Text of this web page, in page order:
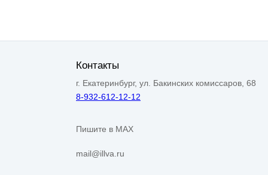
Контакты
г. Екатеринбург, ул. Бакинских комиссаров, 68
8-932-612-12-12
Пишите в MAX
mail@illva.ru